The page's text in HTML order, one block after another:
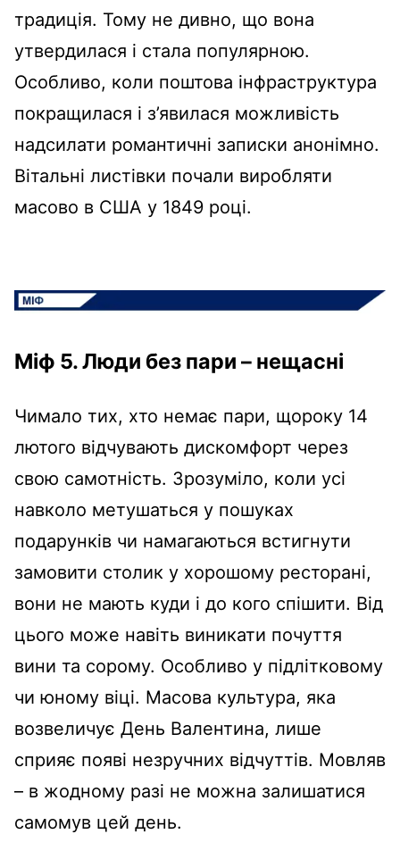
традиція. Тому не дивно, що вона
утвердилася і стала популярною.
Особливо, коли поштова інфраструктура
покращилася і з’явилася можливість
надсилати романтичні записки анонімно.
Вітальні листівки почали виробляти
масово в США у 1849 році.
Міф 5. Люди без пари – нещасні
Чимало тих, хто немає пари, щороку 14
лютого відчувають дискомфорт через
свою самотність. Зрозуміло, коли усі
навколо метушаться у пошуках
подарунків чи намагаються встигнути
замовити столик у хорошому ресторані,
вони не мають куди і до кого спішити. Від
цього може навіть виникати почуття
вини та сорому. Особливо у підлітковому
чи юному віці. Масова культура, яка
возвеличує День Валентина, лише
сприяє появі незручних відчуттів. Мовляв
– в жодному разі не можна залишатися
самомув цей день.